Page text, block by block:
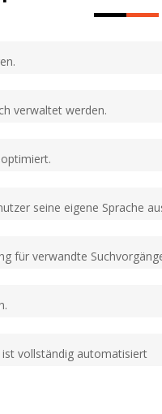
verwaltet werden.
seine eigene Sprache
für verwandte
ist vollständig automatisiert